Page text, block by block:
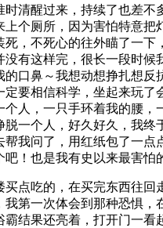
清醒过来，持续了也差
个厕所，因为害怕特意
，不死心的往外瞄了一
这样完，很长一段时候
口鼻～我想动想挣扎想
要相信科学，坐起来玩
人，一只手环着我的腰
一个人，好久好久，我
问了，用红纸包了一
！也是我有史以来最害怕
点吃的，在买完东西往
第一次体会到那种恐惧
结果还亮着，打开门一